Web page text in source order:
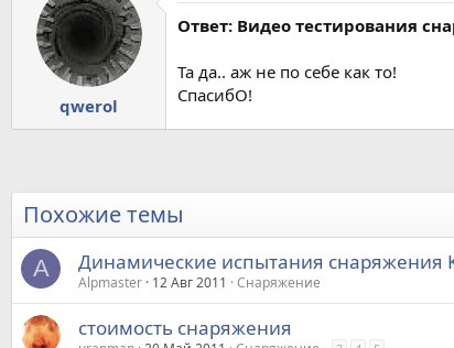
qwerol
Ответ: Видео тестирования
Та да.. аж не по себе как то!
СпасибО!
Похожие темы
A Динамические испытания снаряжения
Alpmaster 12 Авг 2011 Снаряжение
стоимость снаряжения